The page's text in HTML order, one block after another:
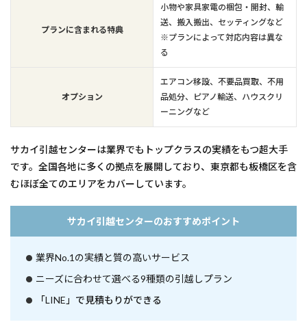
プランに含まれる特典
小物や家具家電の梱包・開封、輸
送、搬入搬出、セッティングなど
※プランによって対応内容は異な
る
オプション
エアコン移設、不要品買取、不用
品処分、ピアノ輸送、ハウスクリ
ーニングなど
サカイ引越センターは業界でもトップクラスの実績をもつ超大手
です。全国各地に多くの拠点を展開しており、東京都も板橋区を含
むほぼ全てのエリアをカバーしています。
サカイ引越センターのおすすめポイント
業界No.1の実績と質の高いサービス
ニーズに合わせて選べる9種類の引越しプラン
「LINE」で見積もりができる